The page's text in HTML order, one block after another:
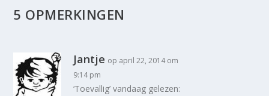
5 OPMERKINGEN
Jantje op april 22, 2014 om
9:14 pm
‘Toevallig’ vandaag gelezen: